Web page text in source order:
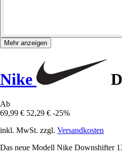
Mehr anzeigen
Nike
Ab
69,99 € 52,29 € -25%
inkl. MwSt. zzgl. Versandkosten
Das neue Modell Nike Downshifter